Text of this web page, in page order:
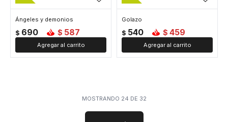
Ángeles y demonios
$ 690 $ 587
Golazo
$ 540 $ 459
MOSTRANDO 24 DE 32